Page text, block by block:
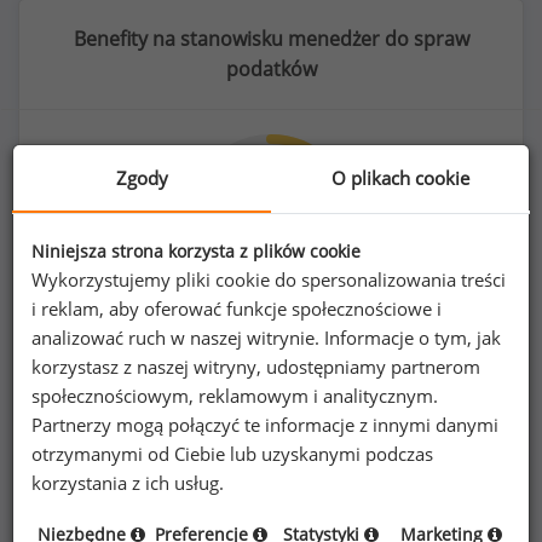
Benefity na stanowisku menedżer do spraw
podatków
72%
ubezpieczenie na życie/NNW
Poszukujesz szczegółowych danych o
wynagrodzeniachmenedżerów do spraw
Zgody O plikach cookie
Niniejsza strona korzysta z plików cookie
Wykorzystujemy pliki cookie do spersonalizowania treści
i reklam, aby oferować funkcje społecznościowe i
analizować ruch w naszej witrynie. Informacje o tym, jak
korzystasz z naszej witryny, udostępniamy partnerom
społecznościowym, reklamowym i analitycznym.
Partnerzy mogą połączyć te informacje z innymi danymi
otrzymanymi od Ciebie lub uzyskanymi podczas
korzystania z ich usług.
Niezbędne Preferencje Statystyki Marketing